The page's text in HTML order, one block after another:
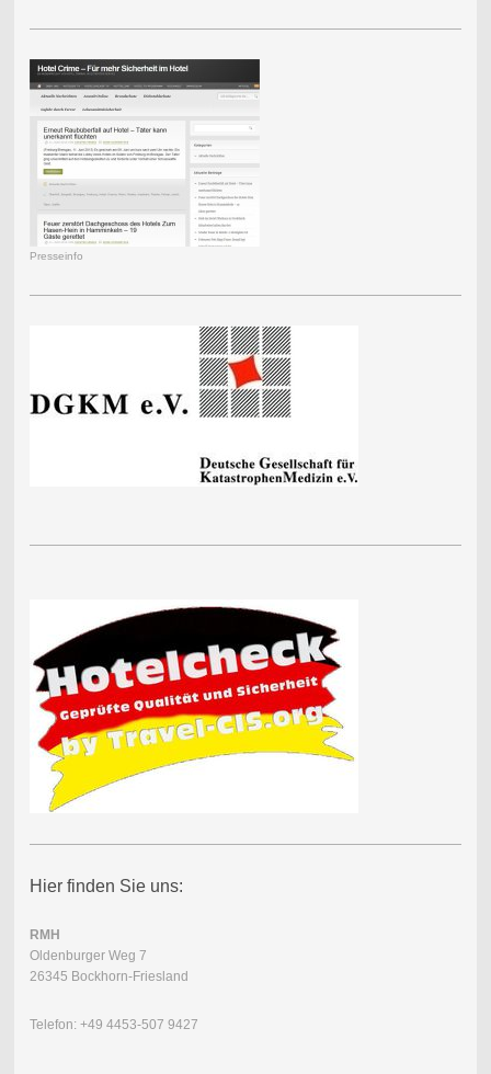
Presseinfo
Hier finden Sie uns:
RMH
Oldenburger Weg 7
26345 Bockhorn-Friesland
Telefon: +49 4453-507 9427